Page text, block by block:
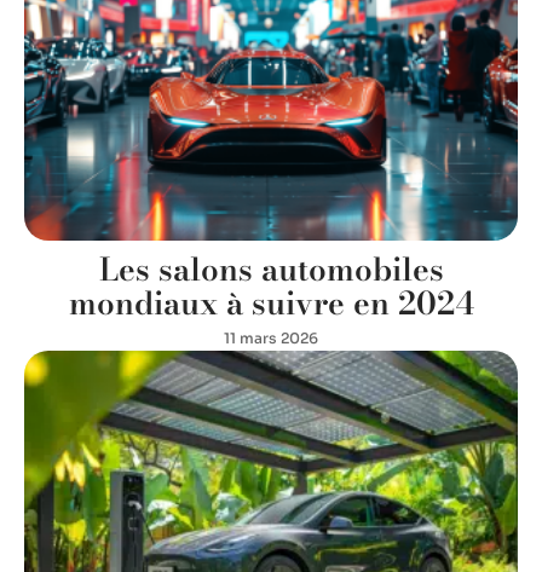
Les salons automobiles
mondiaux à suivre en 2024
11 mars 2026